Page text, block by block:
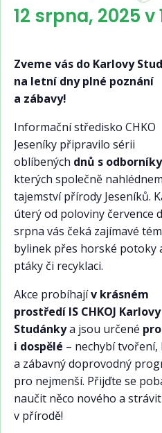
12 srpna, 2025 v
Zveme vás do Karlovy
na letní dny plné poznání
a zábavy!
Informační středisko CHKO
Jeseníky připravilo sérii
oblíbených dnů s odborníky
kterých společně
tajemství přírody Jeseníků.
úterý od poloviny července
srpna vás čeká zajímavé
bylinek přes horské potoky
ptáky či recyklaci.
Akce probíhajív krásném
prostředí IS CHKOJ Karlovy
Studánkya jsou určené
i dospělé – nechybí tvoření,
a zábavný doprovodný
pro nejmenší. Přijďte se
naučit něco nového a
v přírodě!